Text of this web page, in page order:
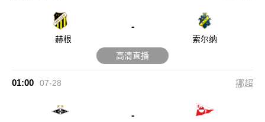
赫根
-
索尔纳
高清直播
01:00 07-28 挪超
-